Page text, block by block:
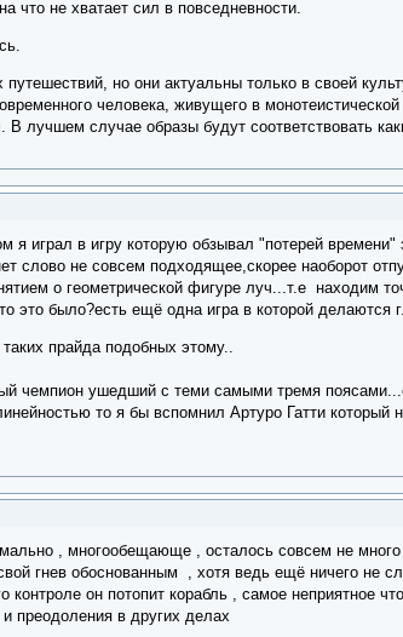
что не хватает сил в повседневности.
но они актуальны только в своей
человека, живущего в
В лучшем случае образы будут соответствовать
я играл в игру которую обзывал "потерей
слово не совсем подходящее,скорее наоборот
о геометрической фигуре луч...т.е находим
это было?есть ещё одна игра в которой
прайда подобных этому..
чемпион ушедший с теми самыми тремя
то я бы вспомнил Артуро Гатти
, многообещающе , осталось совсем не
гнев обоснованным , хотя ведь ещё ничего не
контроле он потопит корабль , самое неприятное
преодоления в других делах